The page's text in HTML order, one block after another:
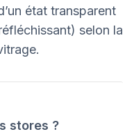
état transparent
selon la
stores ?